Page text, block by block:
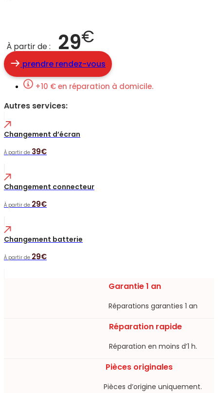
À partir de : 29€
prendre rendez-vous
+10 € en réparation à domicile.
Autres services:
Changement d’écran
À partir de 39€
Changement connecteur
À partir de 29€
Changement batterie
À partir de 29€
Garantie 1 an
Réparations garanties 1 an​
Réparation rapide
Réparation en moins d’1 h.​
Pièces originales
Pièces d’origine uniquement.​